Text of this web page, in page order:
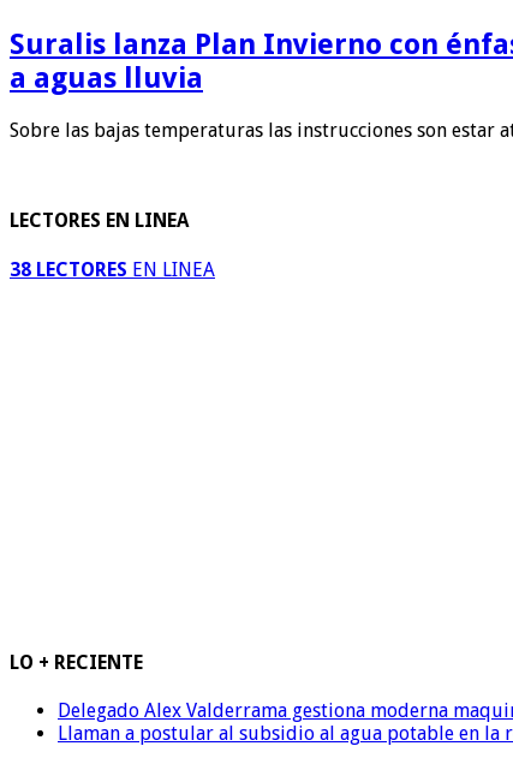
Suralis lanza Plan Invierno con
a aguas lluvia
Sobre las bajas temperaturas las instrucciones son
LECTORES EN LINEA
38 LECTORES EN LINEA
LO + RECIENTE
Delegado Alex Valderrama gestiona moderna
Llaman a postular al subsidio al agua potable en la